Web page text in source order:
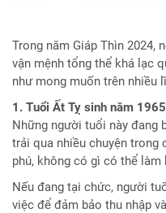
Trong năm Giáp Thìn 2024,
vận mệnh tổng thể khá lạc
như mong muốn trên nhiều
1. Tuổi Ất Tỵ sinh năm
Những người tuổi này đang
trải qua nhiều chuyện trong
phú, không có gì có thể làm
Nếu đang tại chức, người
việc để đảm bảo thu nhập